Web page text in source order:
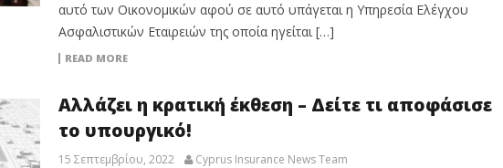
αυτό των Οικονομικών αφού σε αυτό υπάγεται η Υπηρεσία Ελέγχου
Ασφαλιστικών Εταιρειών της οποία ηγείται […]
READ MORE
Αλλάζει η κρατική έκθεση – Δείτε τι αποφάσισε
το υπουργικό!
15 Σεπτεμβρίου, 2022 Cyprus Insurance News Team